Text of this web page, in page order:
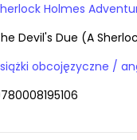
Holmes
Devil's Due (A